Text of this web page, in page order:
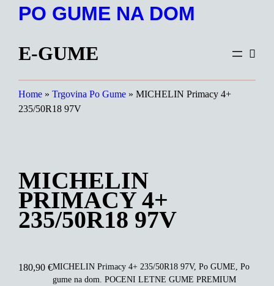
PreskočiPO GUME NA DOM
E-GUME
Home » Trgovina Po Gume » MICHELIN Primacy 4+
235/50R18 97V
MICHELIN
PRIMACY 4+
235/50R18 97V
180,90 €MICHELIN Primacy 4+ 235/50R18 97V, Po GUME, Po
gume na dom. POCENI LETNE GUME PREMIUM